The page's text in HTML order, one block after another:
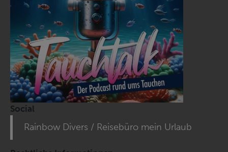
Social
Rainbow Divers / Reisebüro mein Urlaub